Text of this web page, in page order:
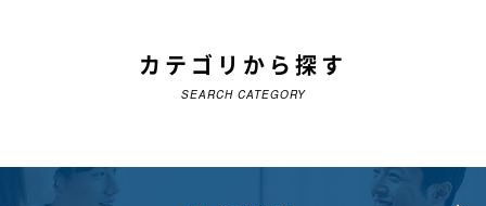
カテゴリから探す
SEARCH CATEGORY